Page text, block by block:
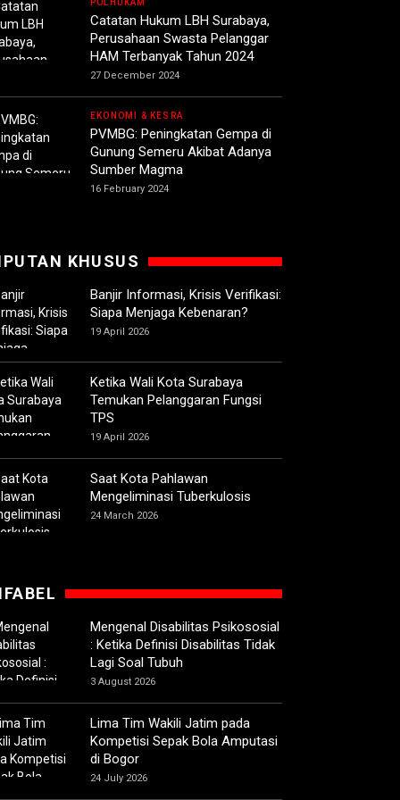
POLHUKAM
Catatan Hukum LBH Surabaya,
Perusahaan Swasta Pelanggar
HAM Terbanyak Tahun 2024
27 December 2024
EKONOMI & KESRA
PVMBG: Peningkatan Gempa di
Gunung Semeru Akibat Adanya
Sumber Magma
16 February 2024
KHUSUS
Banjir Informasi, Krisis Verifikasi:
Siapa Menjaga Kebenaran?
19 April 2026
Ketika Wali Kota Surabaya
Temukan Pelanggaran Fungsi
TPS
19 April 2026
Saat Kota Pahlawan
Mengeliminasi Tuberkulosis
24 March 2026
Mengenal Disabilitas Psikososial
: Ketika Definisi Disabilitas Tidak
Lagi Soal Tubuh
3 August 2026
Lima Tim Wakili Jatim pada
Kompetisi Sepak Bola Amputasi
di Bogor
24 July 2026